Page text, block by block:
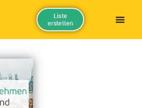
Liste
erstellen